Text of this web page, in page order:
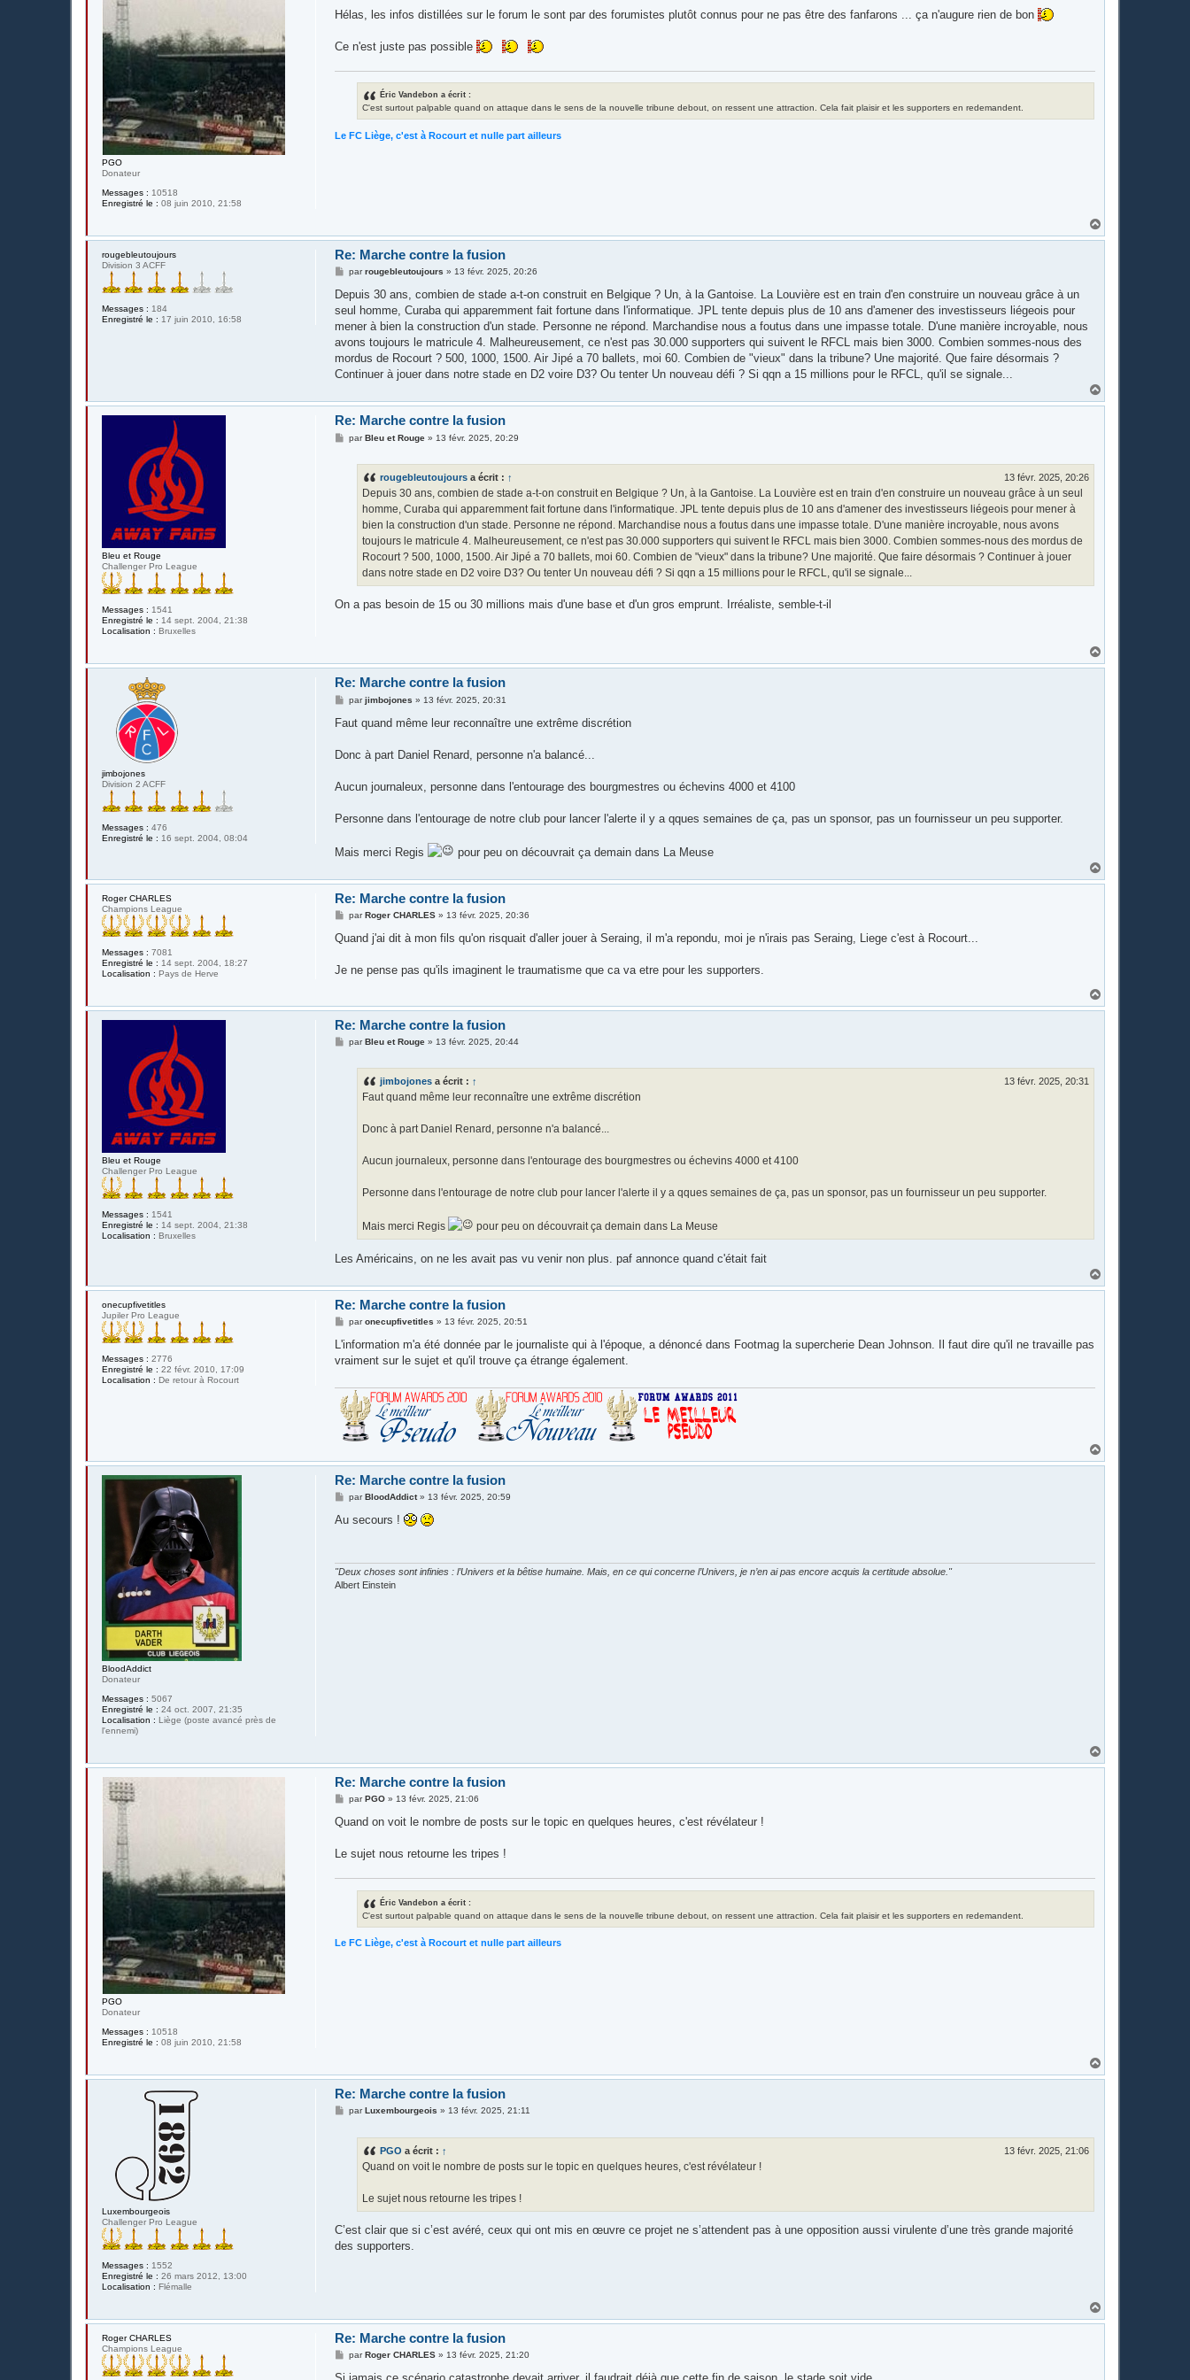
PGO
Donateur
Messages : 10518
Enregistré le : 08 juin 2010, 21:58
g
Hélas, les infos distillées sur le forum le sont par des forumistes plutôt connus pour ne pas être des fanfarons ... ça n'augure rien de bon
Ce n'est juste pas possible
Éric Vandebon a écrit :
C'est surtout palpable quand on attaque dans le sens de la nouvelle tribune debout, on ressent une attraction. Cela fait plaisir et les supporters en redemandent.
Le FC Liège, c'est à Rocourt et nulle part ailleurs
a
rougebleutoujours
Division 3 ACFF
Messages : 184
Enregistré le : 17 juin 2010, 16:58
Re: Marche contre la fusion
M
s
s
a
g
parrougebleutoujours » 13 févr. 2025, 20:26
Depuis 30 ans, combien de stade a-t-on construit en Belgique ? Un, à la Gantoise. La Louvière est en train d'en construire un nouveau grâce à un
seul homme, Curaba qui apparemment fait fortune dans l'informatique. JPL tente depuis plus de 10 ans d'amener des investisseurs liégeois pour
mener à bien la construction d'un stade. Personne ne répond. Marchandise nous a foutus dans une impasse totale. D'une manière incroyable, nous
avons toujours le matricule 4. Malheureusement, ce n'est pas 30.000 supporters qui suivent le RFCL mais bien 3000. Combien sommes-nous des
mordus de Rocourt ? 500, 1000, 1500. Air Jipé a 70 ballets, moi 60. Combien de "vieux" dans la tribune? Une majorité. Que faire désormais ?
Continuer à jouer dans notre stade en D2 voire D3? Ou tenter Un nouveau défi ? Si qqn a 15 millions pour le RFCL, qu'il se signale...
a
Bleu et Rouge
Challenger Pro League
Messages : 1541
Enregistré le : 14 sept. 2004, 21:38
Localisation : Bruxelles
Re: Marche contre la fusion
MparBleu et Rouge » 13 févr. 2025, 20:29
rougebleutoujours a écrit : ↑ 13 févr. 2025, 20:26
Depuis 30 ans, combien de stade a-t-on construit en Belgique ? Un, à la Gantoise. La Louvière est en train d'en construire un nouveau grâce à un seul
homme, Curaba qui apparemment fait fortune dans l'informatique. JPL tente depuis plus de 10 ans d'amener des investisseurs liégeois pour mener à
bien la construction d'un stade. Personne ne répond. Marchandise nous a foutus dans une impasse totale. D'une manière incroyable, nous avons
toujours le matricule 4. Malheureusement, ce n'est pas 30.000 supporters qui suivent le RFCL mais bien 3000. Combien sommes-nous des mordus de
Rocourt ? 500, 1000, 1500. Air Jipé a 70 ballets, moi 60. Combien de "vieux" dans la tribune? Une majorité. Que faire désormais ? Continuer à jouer
dans notre stade en D2 voire D3? Ou tenter Un nouveau défi ? Si qqn a 15 millions pour le RFCL, qu'il se signale...
On a pas besoin de 15 ou 30 millions mais d'une base et d'un gros emprunt. Irréaliste, semble-t-il
a
jimbojones
Division 2 ACFF
Messages : 476
Enregistré le : 16 sept. 2004, 08:04
Re: Marche contre la fusion
M
s
g
parjimbojones » 13 févr. 2025, 20:31
Faut quand même leur reconnaître une extrême discrétion
Donc à part Daniel Renard, personne n'a balancé...
Aucun journaleux, personne dans l'entourage des bourgmestres ou échevins 4000 et 4100
Personne dans l'entourage de notre club pour lancer l'alerte il y a qques semaines de ça, pas un sponsor, pas un fournisseur un peu supporter.
Mais merci Regis pour peu on découvrait ça demain dans La Meuse
a
Roger CHARLES
Champions League
Messages : 7081
Enregistré le : 14 sept. 2004, 18:27
Localisation : Pays de Herve
Re: Marche contre la fusion
M
s
g
parRoger CHARLES » 13 févr. 2025, 20:36
Quand j'ai dit à mon fils qu'on risquait d'aller jouer à Seraing, il m'a repondu, moi je n'irais pas Seraing, Liege c'est à Rocourt...
Je ne pense pas qu'ils imaginent le traumatisme que ca va etre pour les supporters.
a
Bleu et Rouge
Challenger Pro League
Messages : 1541
Enregistré le : 14 sept. 2004, 21:38
Localisation : Bruxelles
Re: Marche contre la fusion
MparBleu et Rouge » 13 févr. 2025, 20:44
jimbojones a écrit : ↑ 13 févr. 2025, 20:31
Faut quand même leur reconnaître une extrême discrétion
Donc à part Daniel Renard, personne n'a balancé...
Aucun journaleux, personne dans l'entourage des bourgmestres ou échevins 4000 et 4100
Personne dans l'entourage de notre club pour lancer l'alerte il y a qques semaines de ça, pas un sponsor, pas un fournisseur un peu supporter.
Mais merci Regis pour peu on découvrait ça demain dans La Meuse
Les Américains, on ne les avait pas vu venir non plus. paf annonce quand c'était fait
a
onecupfivetitles
Jupiler Pro League
Messages : 2776
Enregistré le : 22 févr. 2010, 17:09
Localisation : De retour à Rocourt
Re: Marche contre la fusion
M
s
a
paronecupfivetitles » 13 févr. 2025, 20:51
L'information m'a été donnée par le journaliste qui à l'époque, a dénoncé dans Footmag la supercherie Dean Johnson. Il faut dire qu'il ne travaille pas
vraiment sur le sujet et qu'il trouve ça étrange également.
a
BloodAddict
Donateur
Messages : 5067
Enregistré le : 24 oct. 2007, 21:35
Localisation : Liège (poste avancé près de
l'ennemi)
Re: Marche contre la fusion
M
s
par BloodAddict»13 févr. 2025, 20:59
Au secours !
"Deux choses sont infinies : l’Univers et la bêtise humaine. Mais, en ce qui concerne l’Univers, je n’en ai pas encore acquis la certitude absolue."
Albert Einstein
a
PGO
Donateur
Messages : 10518
Enregistré le : 08 juin 2010, 21:58
Re: Marche contre la fusion
M
s
g
par PGO »13 févr. 2025, 21:06
Quand on voit le nombre de posts sur le topic en quelques heures, c'est révélateur !
Le sujet nous retourne les tripes !
Éric Vandebon a écrit :
C'est surtout palpable quand on attaque dans le sens de la nouvelle tribune debout, on ressent une attraction. Cela fait plaisir et les supporters en redemandent.
Le FC Liège, c'est à Rocourt et nulle part ailleurs
a
Luxembourgeois
Challenger Pro League
Messages : 1552
Enregistré le : 26 mars 2012, 13:00
Localisation : Flémalle
Re: Marche contre la fusion
Mpar Luxembourgeois »13 févr. 2025, 21:11
PGO a écrit : ↑ 13 févr. 2025, 21:06
Quand on voit le nombre de posts sur le topic en quelques heures, c'est révélateur !
Le sujet nous retourne les tripes !
C’est clair que si c’est avéré, ceux qui ont mis en œuvre ce projet ne s’attendent pas à une opposition aussi virulente d’une très grande majorité
des supporters.
a
Roger CHARLES
Champions League
Re: Marche contre la fusion
M
s
par Roger CHARLES »13 févr. 2025, 21:20